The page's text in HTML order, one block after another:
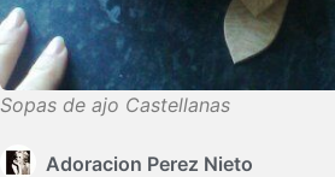
Sopas de ajo Castellanas
Adoracion Perez Nieto